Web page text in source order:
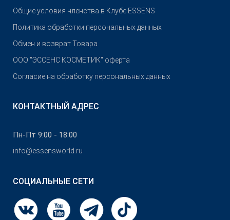
Общие условия членства в Клубе ESSENS
Политика обработки персональных данных
Обмен и возврат Товара
OOO "ЭССЕНС КОСМЕТИК" оферта
Согласие на обработку персональных данных
КОНТАКТНЫЙ АДРЕС
Пн-Пт 9:00 - 18:00
info@essensworld.ru
СОЦИАЛЬНЫЕ СЕТИ